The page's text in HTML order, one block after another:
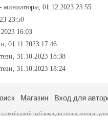
- миниатюры, 01.12.2023 23:55
23:50
16:03
01.11.2023 17:46
31.10.2023 18:38
31.10.2023 18:24
Магазин Вход для
свободной публикации своих
. Перепечатка
несут самостоятельно на основании